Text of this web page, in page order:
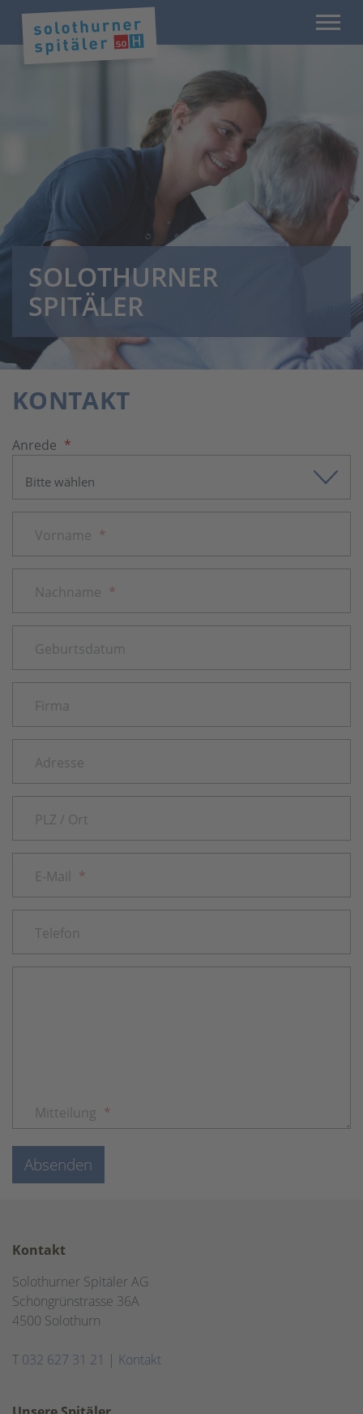
SOLOTHURNER
SPITÄLER
KONTAKT
Anrede *
Vorname *
Nachname *
Geburtsdatum
Firma
Adresse
PLZ / Ort
E-Mail *
Telefon
Mitteilung *
Absenden
Kontakt
Solothurner Spitäler AG
Schöngrünstrasse 36A
4500 Solothurn
T 032 627 31 21 | Kontakt